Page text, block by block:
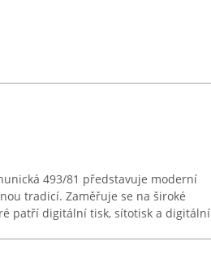
493/81 představuje moderní
tradicí. Zaměřuje se na široké
patří digitální tisk, sítotisk a digitální